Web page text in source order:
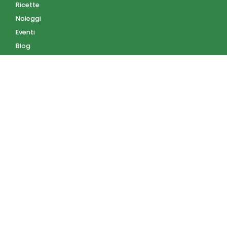
Ricette
Noleggi
Eventi
Blog